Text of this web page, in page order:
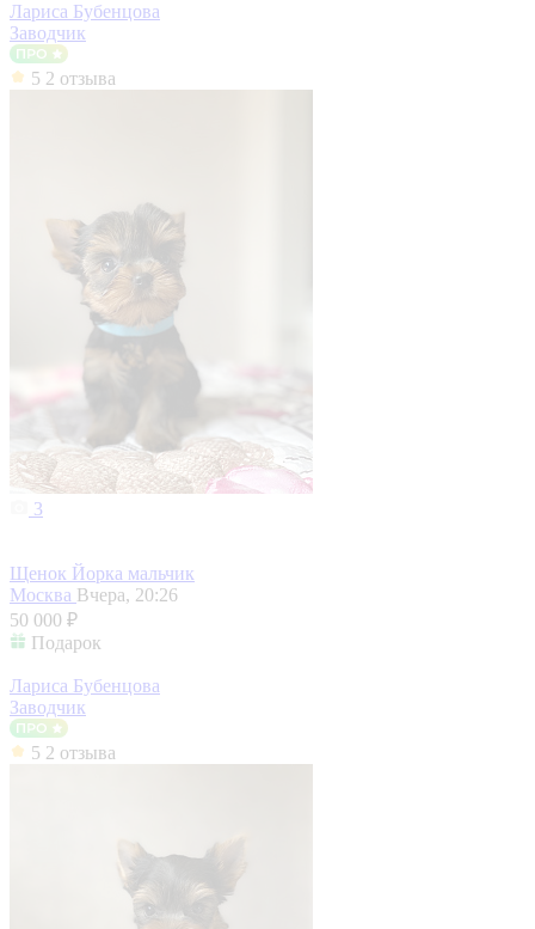
Лариса Бубенцова
Заводчик
5 2 отзыва
3
Щенок Йорка мальчик
Москва Вчера, 20:26
50 000 ₽
Подарок
Лариса Бубенцова
Заводчик
5 2 отзыва